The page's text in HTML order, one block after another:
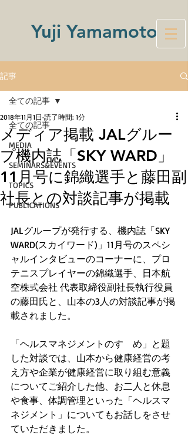
Yuji Yamamoto
記事
全ての記事
MEDIA
SEMINARS&EVENTS
TOPICS
PUBLICATIONS
全ての記事
メディア掲載 JALグルー
プ機内誌「SKY WARD」
11月号に錦織選手と藤田副
社長との対談記事が掲載
2018年11月1日 読了時間: 1分
JALグループが発行する、機内誌「SKY
WARD(スカイワード)」11月号のスペシ
ャルインタビューのコーナーに、プロ
テニスプレイヤーの錦織選手、日本航
空株式会社 代表取締役副社長執行役員
の藤田氏と、山本の3人の対談記事が掲
載されました。
「ヘルスマネジメントのすゝめ」と題
した対談では、山本から健康経営の考
え方や企業が健康経営に取り組む意義
についてご紹介した他、お二人と休息
や食事、体調管理といった「ヘルスマ
ネジメント」についてもお話しをさせ
ていただきました。